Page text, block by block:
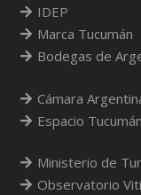
IDEP
Marca Tucumán
Bodegas de
Cámara
Espacio Tucumán
Ministerio de
Observatorio